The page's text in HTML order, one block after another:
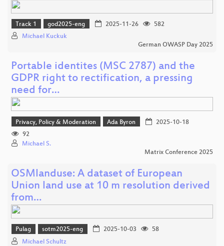
Track 1 god2025-eng 2025-11-26
582
Michael Kuckuk
German OWASP Day 2025
Portable identites (MSC 2787) and the
GDPR right to rectification, a pressing
need for…
Privacy, Policy & Moderation Ada Byron
2025-10-18
92
Michael S.
Matrix Conference 2025
OSMlanduse: A dataset of European
Union land use at 10 m resolution derived
from…
Pulag sotm2025-eng 2025-10-03
58
Michael Schultz